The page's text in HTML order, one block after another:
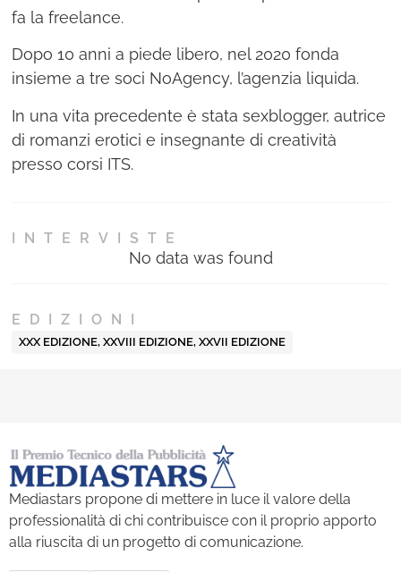
fa la freelance.
Dopo 10 anni a piede libero, nel 2020 fonda
insieme a tre soci NoAgency, l’agenzia liquida.
In una vita precedente è stata sexblogger, autrice
di romanzi erotici e insegnante di creatività
presso corsi ITS.
INTERVISTE
No data was found
EDIZIONI
XXX EDIZIONE,XXVIII EDIZIONE,XXVII EDIZIONE
Mediastars propone di mettere in luce il valore della
professionalità di chi contribuisce con il proprio apporto
alla riuscita di un progetto di comunicazione.